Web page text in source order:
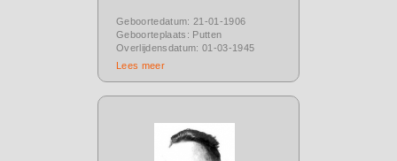
Geboortedatum: 21-01-1906
Geboorteplaats: Putten
Overlijdensdatum: 01-03-1945
Lees meer